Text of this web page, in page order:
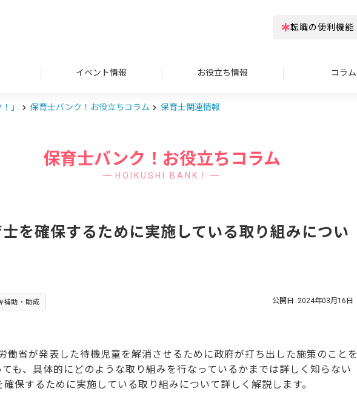
転職の便利機能
イベント情報 お役立ち情報 コラム
」 保育士バンク！お役立ちコラム 保育士関連情報
保育士バンク！お役立ちコラム
HOIKUSHI BANK！
を確保するために実施している取り組みについ
補助・助成 公開日: 2024年03月16日
働省が発表した待機児童を解消させるために政府が打ち出した施策のことを
も、具体的にどのような取り組みを行なっているかまでは詳しく知らない
保するために実施している取り組みについて詳しく解説します。